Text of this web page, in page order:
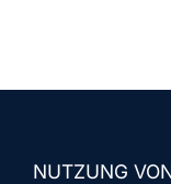
NUTZUNG